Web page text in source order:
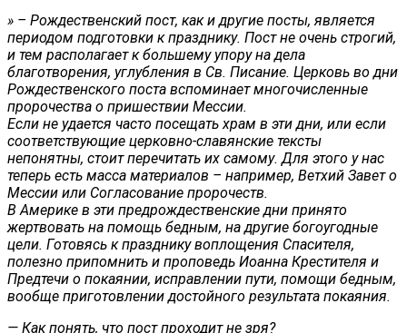
» – Рождественский пост, как и другие посты, является
периодом подготовки к празднику. Пост не очень строгий,
и тем располагает к большему упору на дела
благотворения, углубления в Св. Писание. Церковь во дни
Рождественского поста вспоминает многочисленные
пророчества о пришествии Мессии.
Если не удается часто посещать храм в эти дни, или если
соответствующие церковно-славянские тексты
непонятны, стоит перечитать их самому. Для этого у нас
теперь есть масса материалов – например, Ветхий Завет о
Мессии или Согласование пророчеств.
В Америке в эти предрождественские дни принято
жертвовать на помощь бедным, на другие богоугодные
цели. Готовясь к празднику воплощения Спасителя,
полезно припомнить и проповедь Иоанна Крестителя и
Предтечи о покаянии, исправлении пути, помощи бедным,
вообще приготовлении достойного результата покаяния.
— Как понять, что пост проходит не зря?